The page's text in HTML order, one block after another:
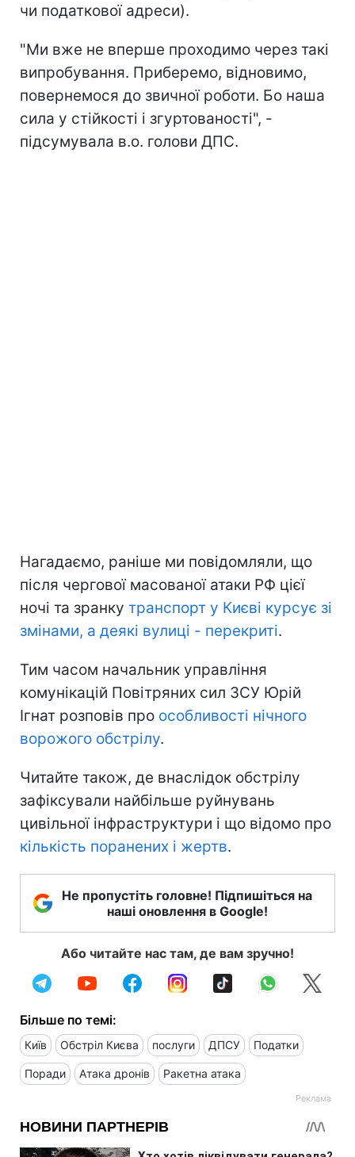
чи податкової адреси).
"Ми вже не вперше проходимо через такі
випробування. Приберемо, відновимо,
повернемося до звичної роботи. Бо наша
сила у стійкості і згуртованості", -
підсумувала в.о. голови ДПС.
Нагадаємо, раніше ми повідомляли, що
після чергової масованої атаки РФ цієї
ночі та зранку транспорт у Києві курсує зі
змінами, а деякі вулиці - перекриті.
Тим часом начальник управління
комунікацій Повітряних сил ЗСУ Юрій
Ігнат розповів про особливості нічного
ворожого обстрілу.
Читайте також, де внаслідок обстрілу
зафіксували найбільше руйнувань
цивільної інфраструктури і що відомо про
кількість поранених і жертв.
Не пропустіть головне! Підпишіться на
наші оновлення в Google!
Або читайте нас там, де вам зручно!
Більше по темі:
Київ Обстріл Києва послуги ДПСУ Податки
Поради Атака дронів Ракетна атака